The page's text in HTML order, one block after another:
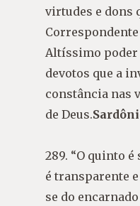
virtudes e dons
Correspondente
Altíssimo
devotos que a
constância nas
de Deus.
289. “O quinto é
é transparente
se do